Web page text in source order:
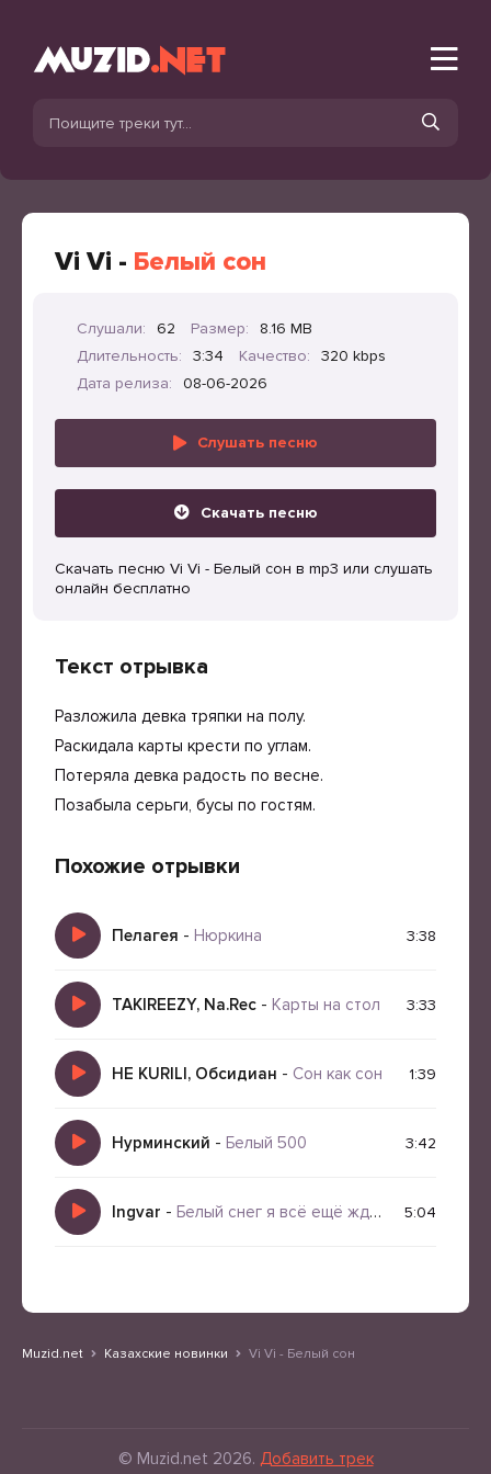
Vi Vi - Белый сон
Слушали: 62 Размер:
8.16 MB
Длительность:
3:34 Качество:
320 kbps
Дата релиза:
08-06-2026
Слушать песню
Скачать песню
Скачать песню Vi Vi - Белый сон в mp3 или слушать
онлайн бесплатно
Текст отрывка
Разложила девка тряпки на полу.
Раскидала карты крести по углам.
Потеряла девка радость по весне.
Позабыла серьги, бусы по гостям.
Похожие отрывки
Пелагея - Нюркина 3:38
TAKIREEZY, Na.Rec - Карты на стол 3:33
HE KURILI, Обсидиан - Сон как сон 1:39
Нурминский - Белый 500 3:42
Ingvar - Белый снег я всё ещё жду тебя 5:04
Muzid.net Казахские новинки Vi Vi - Белый сон
© Muzid.net 2026. Добавить трек